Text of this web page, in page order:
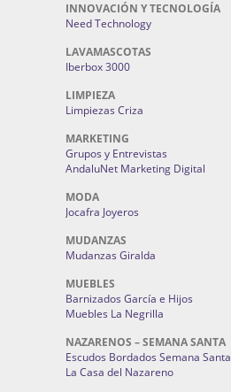
INNOVACIÓN Y TECNOLOGÍA
Need Technology
LAVAMASCOTAS
Iberbox 3000
LIMPIEZA
Limpiezas Criza
MARKETING
Grupos y Entrevistas
AndaluNet Marketing Digital
MODA
Jocafra Joyeros
MUDANZAS
Mudanzas Giralda
MUEBLES
Barnizados García e Hijos
Muebles La Negrilla
NAZARENOS – SEMANA SANTA
Escudos Bordados Semana Santa
La Casa del Nazareno